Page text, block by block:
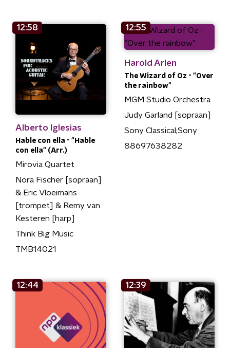
12:58
Alberto Iglesias
Hable con ella - "Hable
con ella" (Arr.)
Mirovia Quartet
Nora Fischer [sopraan]
& Eric Vloeimans
[trompet] & Remy van
Kesteren [harp]
Think Big Music
TMB14021
12:55
Harold Arlen
The Wizard of Oz - "Over
the rainbow"
MGM Studio Orchestra
Judy Garland [sopraan]
Sony Classical;Sony
88697638282
12:44 12:39